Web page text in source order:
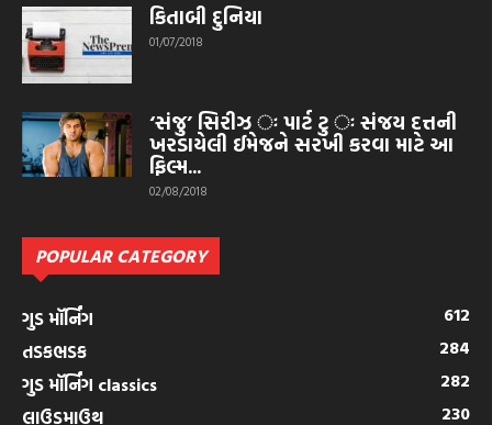
કિતાબી દુનિયા
01/07/2018
‘સંજુ’ સિરીઝ ઃ પાર્ટ ટુ ઃ સંજય દત્તની
ખરડાયેલી ઈમેજને સરખી કરવા માટે આ
ફિલ્મ...
02/08/2018
POPULAR CATEGORY
ગુડ મૉર્નિંગ
612
તડકભડક
284
ગુડ મૉર્નિંગ classics
282
લાઉડમાઉથ
230